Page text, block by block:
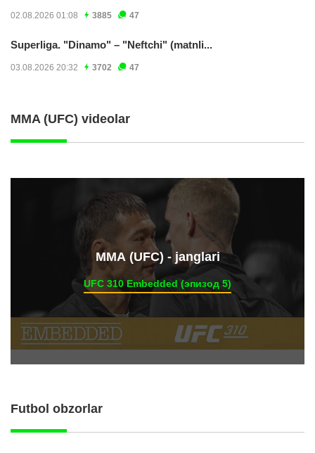
02.08.2026 01:08 3885 47
Superliga. "Dinamo" – "Neftchi" (matnli...
03.08.2026 20:32 3702 47
MMA (UFC) videolar
ММА (UFC) - janglari
UFC 310 Embedded (эпизод 5)
Futbol obzorlar